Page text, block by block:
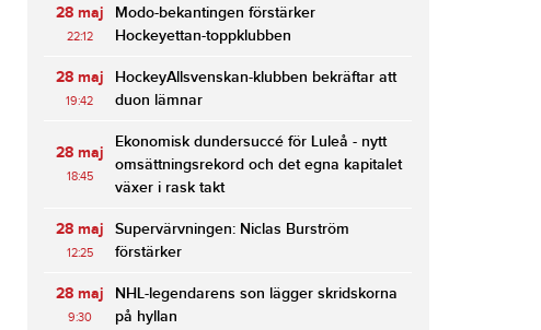
28 maj
22:12
Modo-bekantingen förstärker
Hockeyettan-toppklubben
28 maj
19:42
HockeyAllsvenskan-klubben bekräftar att
duon lämnar
28 maj
18:45
Ekonomisk dundersuccé för Luleå - nytt
omsättningsrekord och det egna kapitalet
växer i rask takt
28 maj
12:25
Supervärvningen: Niclas Burström
förstärker
28 maj
9:30
NHL-legendarens son lägger skridskorna
på hyllan